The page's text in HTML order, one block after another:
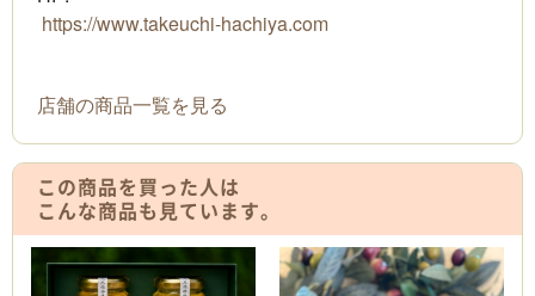
https://www.takeuchi-hachiya.com
店舗の商品一覧を見る
この商品を買った人は
こんな商品も見ています。